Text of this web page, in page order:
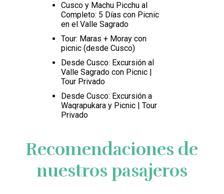
Cusco y Machu Picchu al
Completo: 5 Días con Picnic
en el Valle Sagrado
Tour: Maras + Moray con
picnic (desde Cusco)
Desde Cusco: Excursión al
Valle Sagrado con Picnic |
Tour Privado
Desde Cusco: Excursión a
Waqrapukara y Picnic | Tour
Privado
Recomendaciones de
nuestros pasajeros